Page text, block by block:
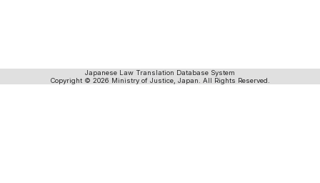
Japanese Law Translation Database System
Copyright © 2026 Ministry of Justice, Japan. All Rights Reserved.